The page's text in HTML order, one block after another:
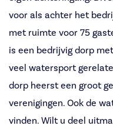
voor als achter het
met ruimte voor 75
is een bedrijvig dorp
veel watersport
dorp heerst een groot
verenigingen. Ook de
vinden. Wilt u deel